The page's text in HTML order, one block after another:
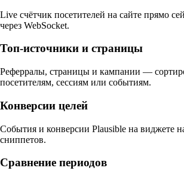
Live счётчик посетителей на сайте прямо
через WebSocket.
Топ-источники и страницы
Реферралы, страницы и кампании —
посетителям, сессиям или событиям.
Конверсии целей
События и конверсии Plausible на виджете
сниппетов.
Сравнение периодов